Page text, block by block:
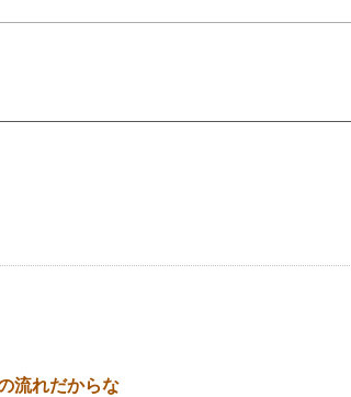
索から証券コードを入力してね！） 今回は、国内損保
どんな会社？(●ω●*) ② 最新決算レビュー（2026年3月期
流れだからな